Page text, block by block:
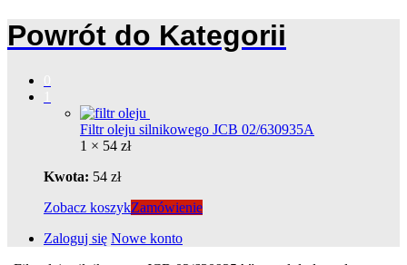
Powrót do Kategorii
Filtr oleju silnikowego JCB 02/630935A
1 × 54 zł
Kwota: 54 zł
Zobacz koszykZamówienie
Zaloguj się Nowe konto